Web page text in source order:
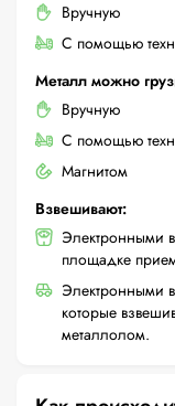
Вручную
С помощью
Металл можно
Вручную
С помощью
Магнитом
Взвешивают:
Электронными
площадке
Электронными
которые
металлолом.